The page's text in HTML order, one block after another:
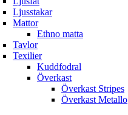
Ljusstakar
Mattor
Ethno matta
Tavlor
Texilier
Kuddfodral
Överkast
Överkast Stripes
Överkast Metallo